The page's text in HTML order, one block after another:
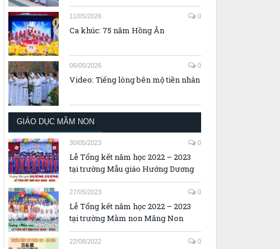
11/05/2026 0
Ca khúc: 75 năm Hồng Ân
06/05/2026 0
Video: Tiếng lòng bên mộ tiền nhân
GIÁO DỤC MẦM NON
30/05/2023 0
Lễ Tổng kết năm học 2022 – 2023
tại trường Mẫu giáo Hướng Dương
27/05/2023 0
Lễ Tổng kết năm học 2022 – 2023
tại trường Mầm non Măng Non
22/08/2022 0